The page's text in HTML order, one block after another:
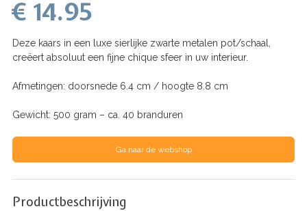
€ 14.95
Deze kaars in een luxe sierlijke zwarte metalen pot/schaal,
creëert absoluut een fijne chique sfeer in uw interieur.
Afmetingen: doorsnede 6.4 cm / hoogte 8.8 cm
Gewicht: 500 gram – ca. 40 branduren
Ga naar de webshop
Productbeschrijving